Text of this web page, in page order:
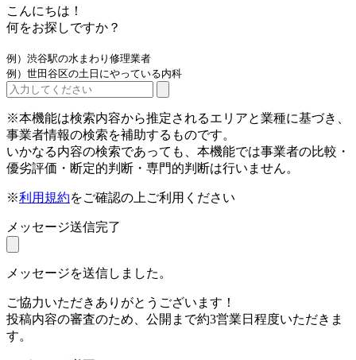
こんにちは！
何をお探しですか？
例）渋谷駅の水まわり修理業者
例）世田谷区の土日にやっている内科
※本機能は検索内容から推定されるエリアと業種に基づき、
事業者情報の検索を補助するものです。
いかなる内容の検索であっても、本機能では事業者の比較・
優劣評価・断定的判断・専門的判断は行いません。
※利用規約をご確認の上ご利用ください
メッセージ送信完了
メッセージを送信しました。
ご協力いただきありがとうございます！
投稿内容の審査のため、公開まで約3営業日程度いただきま
す。